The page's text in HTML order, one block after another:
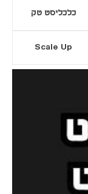
כלכליסט טק
Scale Up
נפתח בכרטיסייה חדשה